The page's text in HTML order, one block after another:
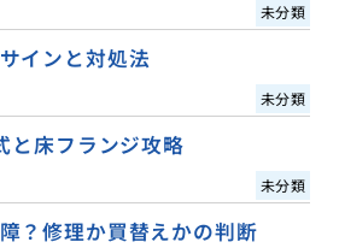
未分類
インと対処法
未分類
と床フランジ攻略
未分類
？修理か買替えかの判断